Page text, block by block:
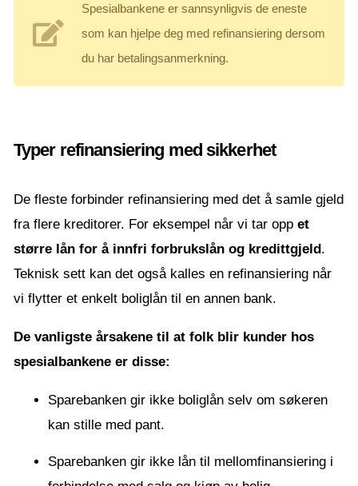
Spesialbankene er sannsynligvis de eneste
som kan hjelpe deg med refinansiering dersom
du har betalingsanmerkning.
Typer refinansiering med sikkerhet
De fleste forbinder refinansiering med det å samle gjeld
fra flere kreditorer. For eksempel når vi tar opp et
større lån for å innfri forbrukslån og kredittgjeld.
Teknisk sett kan det også kalles en refinansiering når
vi flytter et enkelt boliglån til en annen bank.
De vanligste årsakene til at folk blir kunder hos
spesialbankene er disse:
Sparebanken gir ikke boliglån selv om søkeren
kan stille med pant.
Sparebanken gir ikke lån til mellomfinansiering i